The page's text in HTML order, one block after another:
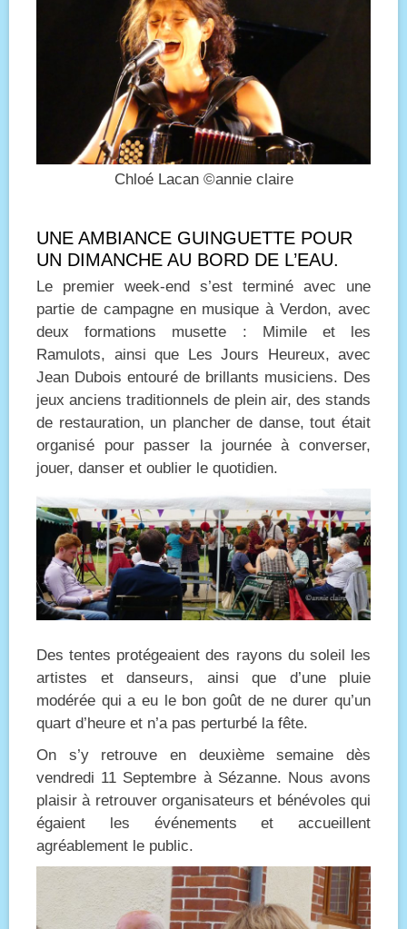
Chloé Lacan ©annie claire
UNE AMBIANCE GUINGUETTE POUR
UN DIMANCHE AU BORD DE L’EAU.
Le premier week-end s’est terminé avec une
partie de campagne en musique à Verdon, avec
deux formations musette : Mimile et les
Ramulots, ainsi que Les Jours Heureux, avec
Jean Dubois entouré de brillants musiciens. Des
jeux anciens traditionnels de plein air, des stands
de restauration, un plancher de danse, tout était
organisé pour passer la journée à converser,
jouer, danser et oublier le quotidien.
Des tentes protégeaient des rayons du soleil les
artistes et danseurs, ainsi que d’une pluie
modérée qui a eu le bon goût de ne durer qu’un
quart d’heure et n’a pas perturbé la fête.
On s’y retrouve en deuxième semaine dès
vendredi 11 Septembre à Sézanne. Nous avons
plaisir à retrouver organisateurs et bénévoles qui
égaient les événements et accueillent
agréablement le public.